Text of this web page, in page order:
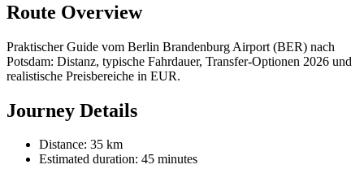
Route Overview
Praktischer Guide vom Berlin Brandenburg Airport (BER) nach
Potsdam: Distanz, typische Fahrdauer, Transfer-Optionen 2026 und
realistische Preisbereiche in EUR.
Journey Details
Distance: 35 km
Estimated duration: 45 minutes